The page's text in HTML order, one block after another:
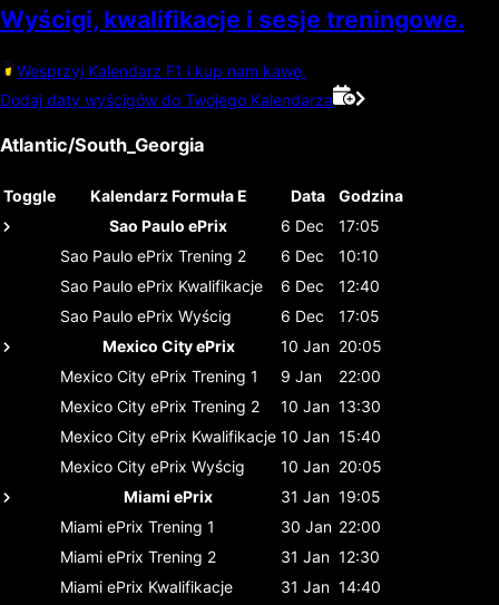
Wyścigi, kwalifikacje i sesje treningowe.
Wesprzyj Kalendarz F1 i kup nam kawę.
Dodaj daty wyścigów do Twojego Kalendarza
Atlantic/South_Georgia
Toggle Kalendarz Formuła E Data
Godzina
Sao Paulo ePrix
6 Dec
17:05
Sao Paulo ePrix Trening 2 6 Dec
10:10
Sao Paulo ePrix Kwalifikacje 6 Dec
12:40
Sao Paulo ePrix Wyścig 6 Dec
17:05
Mexico City ePrix
10 Jan 20:05
Mexico City ePrix Trening 1 9 Jan
22:00
Mexico City ePrix Trening 2 10 Jan 13:30
Mexico City ePrix Kwalifikacje 10 Jan 15:40
Mexico City ePrix Wyścig 10 Jan 20:05
Miami ePrix
31 Jan 19:05
Miami ePrix Trening 1 30 Jan 22:00
Miami ePrix Trening 2 31 Jan 12:30
Miami ePrix Kwalifikacje 31 Jan 14:40